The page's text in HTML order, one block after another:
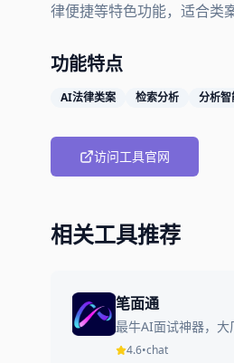
律便捷等特色功能，适合类
功能特点
AI法律类案 检索分析 分析智
访问工具官网
相关工具推荐
笔面通
最牛AI面试神器，
4.6•chat